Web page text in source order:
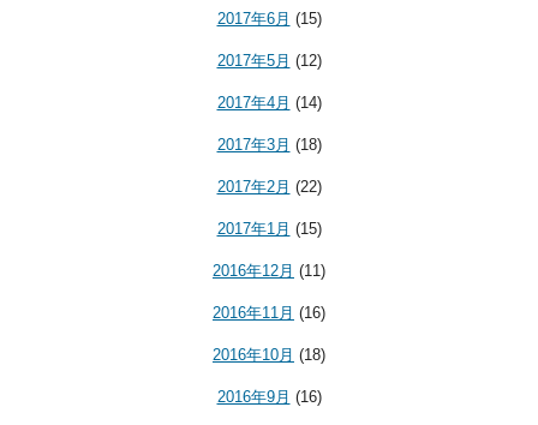
2017年6月 (15)
2017年5月 (12)
2017年4月 (14)
2017年3月 (18)
2017年2月 (22)
2017年1月 (15)
2016年12月 (11)
2016年11月 (16)
2016年10月 (18)
2016年9月 (16)